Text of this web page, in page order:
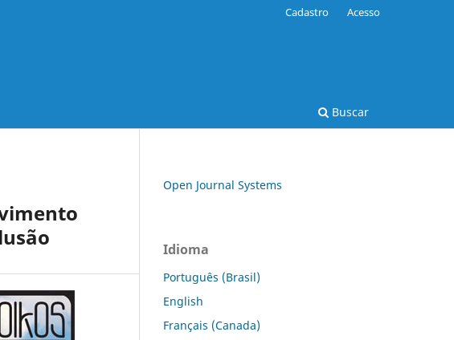
Buscar
Cadastro Acesso
Open Journal Systems
Idioma
Português (Brasil)
English
Français (Canada)